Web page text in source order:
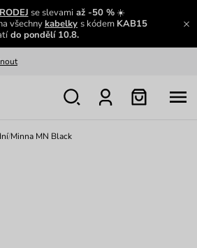
se slevamiaž -50 %☀️
všechnykabelky s kódem KAB15
do pondělí 10.8.
/Minna MN Black